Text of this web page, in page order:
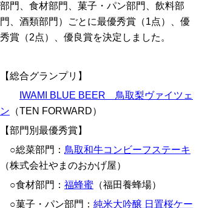
部門、食材部門、菓子・パン部門、飲料部
門、酒類部門）ごとに最優秀賞（1点）、優
秀賞（2点）、優良賞を決定しました。
【総合グランプリ】
IWAMI BLUE BEER 鳥取梨ヴァイツェ
ン （TEN FORWARD）
【部門別最優秀賞】
○総菜部門： 鳥取和牛コンビーフステーキ
（株式会社やまのおかげ屋）
○食材部門： 福蜂蜜 （福田養蜂場）
○菓子・パン部門： 純米大吟醸 日置桜ケー